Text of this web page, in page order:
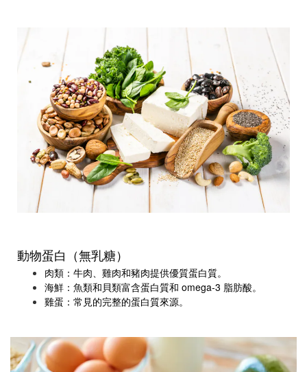
動物蛋白（無乳糖）
肉類：牛肉、雞肉和豬肉提供優質蛋白質。
海鮮：魚類和貝類富含蛋白質和 omega-3 脂肪酸。
雞蛋：常見的完整的蛋白質來源。